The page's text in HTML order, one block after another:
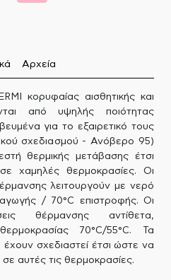
Αρχεία
κορυφαίας αισθητικής και
από υψηλής ποιότητας
για το εξαιρετικό τους
σχεδιασμού - Ανόβερο 95)
θερμικής μετάβασης έτσι
χαμηλές θερμοκρασίες. Οι
λειτουργούν με νερό
/ 70°C επιστροφής. Οι
θέρμανσης αντίθετα,
70°C/55°C. Τα
σχεδιαστεί έτσι ώστε να
αυτές τις θερμοκρασίες.